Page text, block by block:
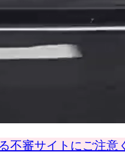
不審サイトにご注意